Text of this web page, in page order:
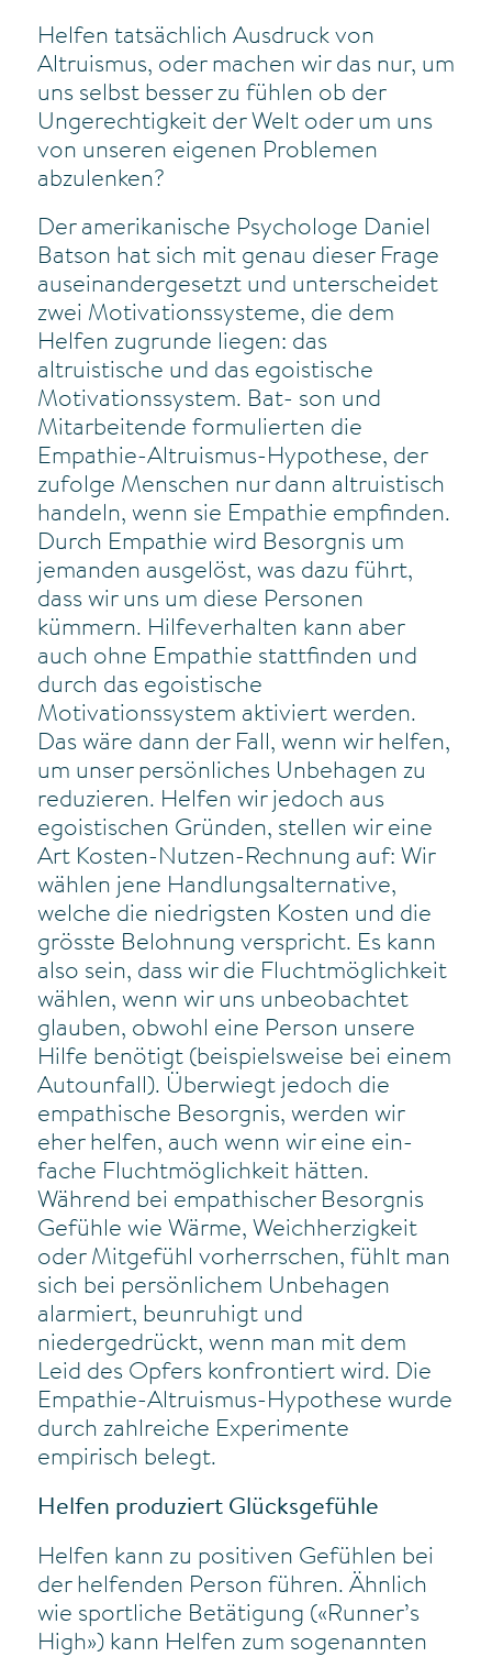
Helfen tatsächlich Ausdruck von
Altruismus, oder machen wir das nur, um
uns selbst besser zu fühlen ob der
Ungerechtigkeit der Welt oder um uns
von unseren eigenen Problemen
abzulenken?
Der amerikanische Psychologe Daniel
Batson hat sich mit genau dieser Frage
auseinandergesetzt und unterscheidet
zwei Motivationssysteme, die dem
Helfen zugrunde liegen: das
altruistische und das egoistische
Motivationssystem. Bat- son und
Mitarbeitende formulierten die
Empathie-Altruismus-Hypothese, der
zufolge Menschen nur dann altruistisch
handeln, wenn sie Empathie empfinden.
Durch Empathie wird Besorgnis um
jemanden ausgelöst, was dazu führt,
dass wir uns um diese Personen
kümmern. Hilfeverhalten kann aber
auch ohne Empathie stattfinden und
durch das egoistische
Motivationssystem aktiviert werden.
Das wäre dann der Fall, wenn wir helfen,
um unser persönliches Unbehagen zu
reduzieren. Helfen wir jedoch aus
egoistischen Gründen, stellen wir eine
Art Kosten-Nutzen-Rechnung auf: Wir
wählen jene Handlungsalternative,
welche die niedrigsten Kosten und die
grösste Belohnung verspricht. Es kann
also sein, dass wir die Fluchtmöglichkeit
wählen, wenn wir uns unbeobachtet
glauben, obwohl eine Person unsere
Hilfe benötigt (beispielsweise bei einem
Autounfall). Überwiegt jedoch die
empathische Besorgnis, werden wir
eher helfen, auch wenn wir eine ein-
fache Fluchtmöglichkeit hätten.
Während bei empathischer Besorgnis
Gefühle wie Wärme, Weichherzigkeit
oder Mitgefühl vorherrschen, fühlt man
sich bei persönlichem Unbehagen
alarmiert, beunruhigt und
niedergedrückt, wenn man mit dem
Leid des Opfers konfrontiert wird. Die
Empathie-Altruismus-Hypothese wurde
durch zahlreiche Experimente
empirisch belegt.
Helfen produziert Glücksgefühle
Helfen kann zu positiven Gefühlen bei
der helfenden Person führen. Ähnlich
wie sportliche Betätigung («Runner’s
High») kann Helfen zum sogenannten